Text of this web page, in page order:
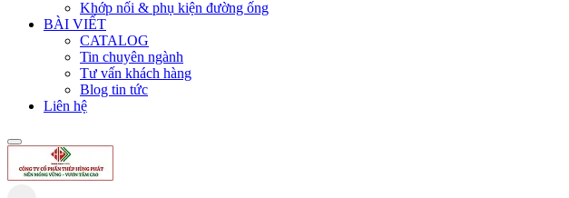
Khớp nối & phụ kiện đường ống
BÀI VIẾT
CATALOG
Tin chuyên ngành
Tư vấn khách hàng
Blog tin tức
Liên hệ